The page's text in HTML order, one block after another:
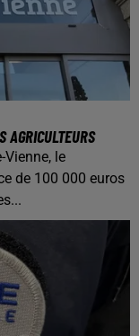
AGRICULTEURS
le
de 100 000 euros